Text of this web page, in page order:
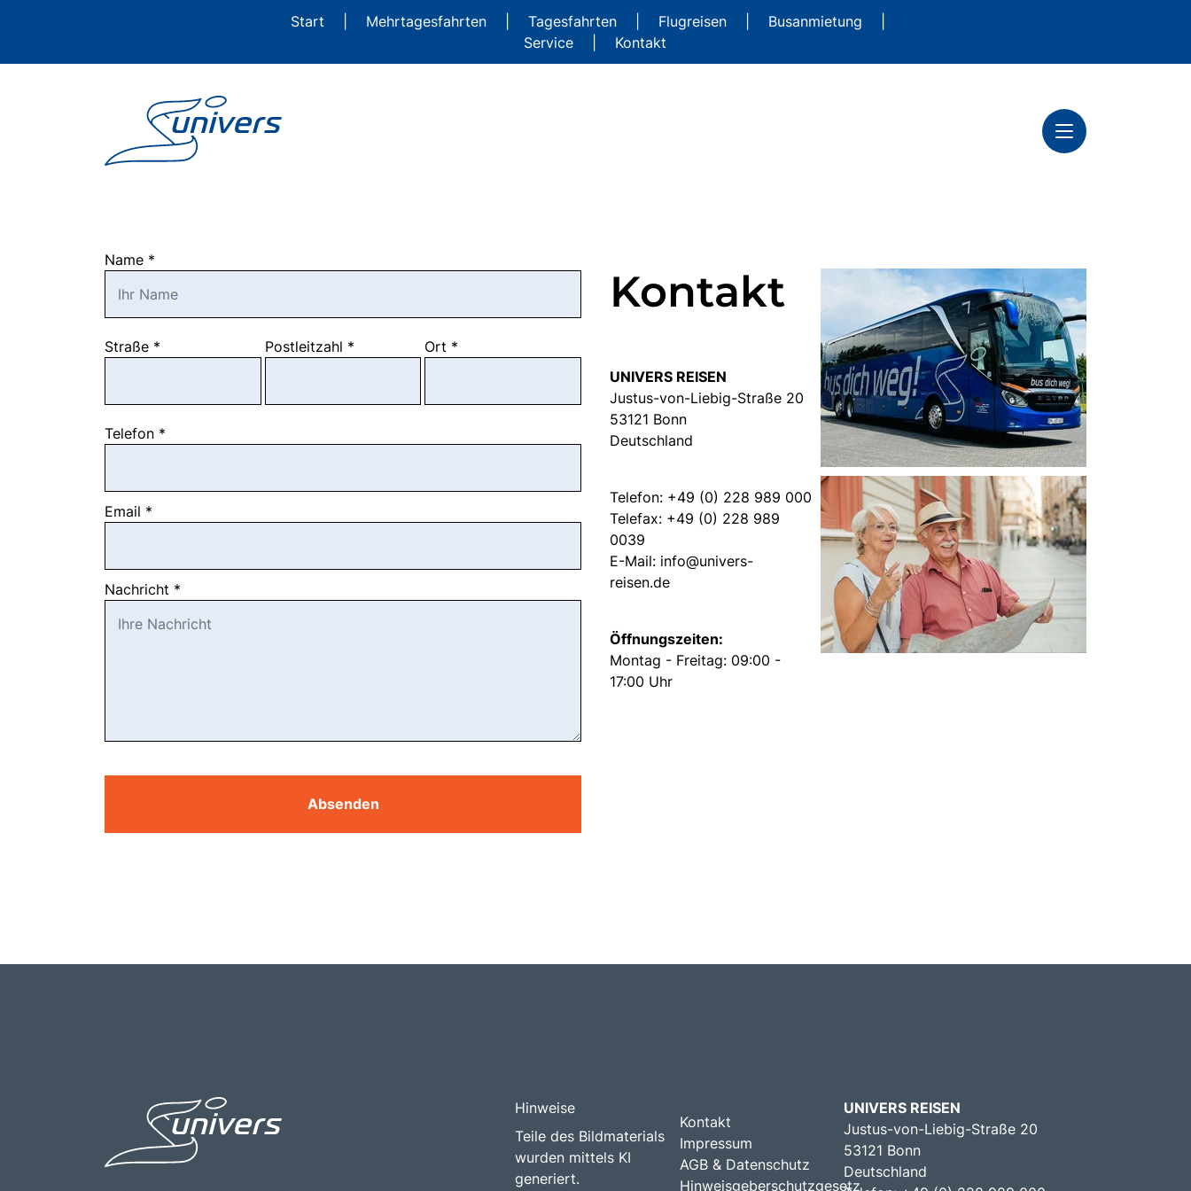
Start Mehrtagesfahrten Tagesfahrten Flugreisen Busanmietung
Service
Kontakt
Name *
Straße * Postleitzahl * Ort *
Telefon *
Email *
Nachricht *
Absenden
Kontakt
UNIVERS REISEN
Justus-von-Liebig-Straße 20
53121 Bonn
Deutschland
Telefon: +49 (0) 228 989 000
Telefax: +49 (0) 228 989
0039
E-Mail: info@univers-
reisen.de
Öffnungszeiten:
Montag - Freitag: 09:00 -
17:00 Uhr
Hinweise
Teile des Bildmaterials
wurden mittels KI
generiert.
Kontakt
Impressum
AGB & Datenschutz
Hinweisgeberschutzgesetz
UNIVERS REISEN
Justus-von-Liebig-Straße 20
53121 Bonn
Deutschland